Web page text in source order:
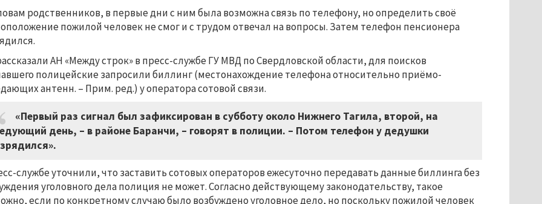
родственников, в первые дни с ним была возможна связь по телефону, но определить своё
пожилой человек не смог и с трудом отвечал на вопросы. Затем телефон пенсионера
АН «Между строк» в пресс-службе ГУ МВД по Свердловской области, для поисков
полицейские запросили биллинг (местонахождение телефона относительно приёмо-
антенн. – Прим. ред.) у оператора сотовой связи.
«Первый раз сигнал был зафиксирован в субботу около Нижнего Тагила, второй, на
день, – в районе Баранчи, – говорят в полиции. – Потом телефон у дедушки
службе уточнили, что заставить сотовых операторов ежесуточно передавать данные биллинга без
уголовного дела полиция не может. Согласно действующему законодательству, такое
если по конкретному случаю было возбуждено уголовное дело, но поскольку пожилой человек